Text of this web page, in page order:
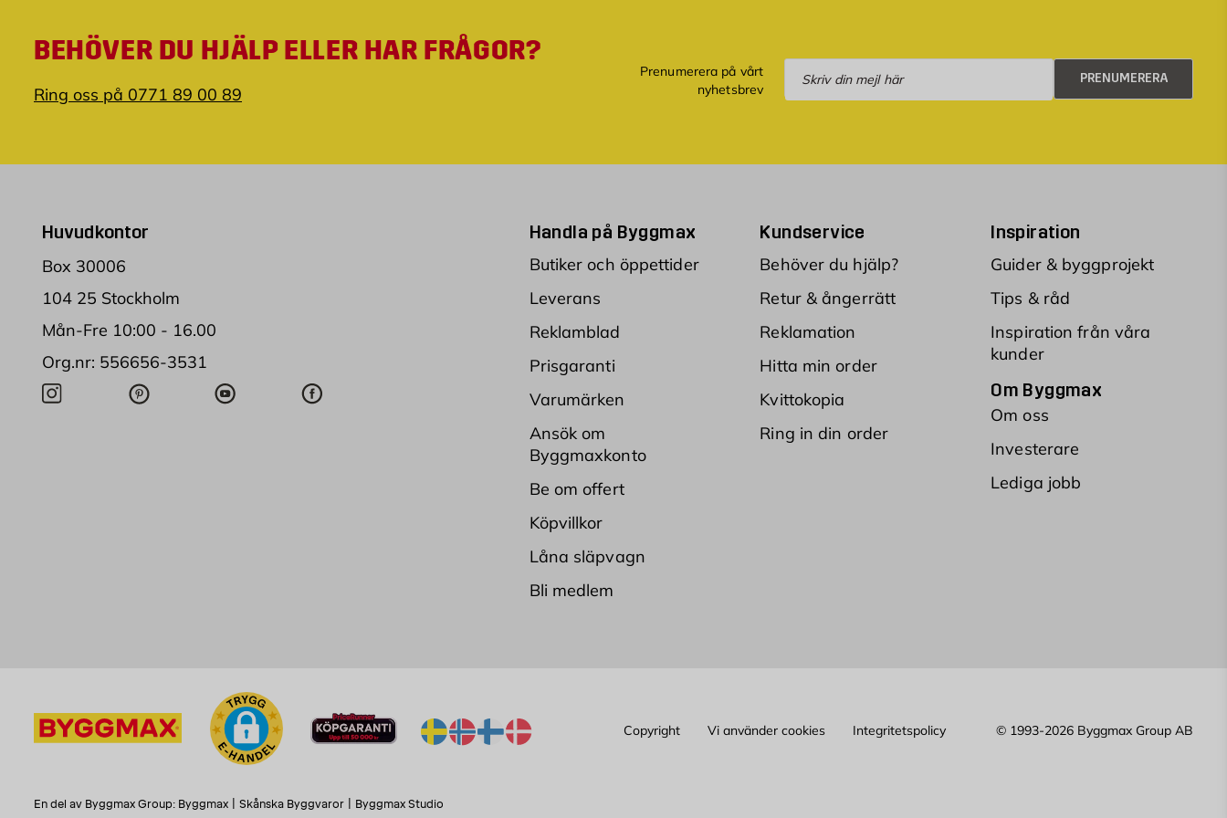
BEHÖVER DU HJÄLP ELLER HAR FRÅGOR?
Ring oss på 0771 89 00 89
Prenumerera på vårt
nyhetsbrev
Prenumerera
PRENUMERERA
Huvudkontor
Box 30006
104 25 Stockholm
Mån-Fre 10:00 - 16.00
Org.nr: 556656-3531
Handla på Byggmax
Butiker och öppettider
Leverans
Reklamblad
Prisgaranti
Varumärken
Ansök om
Byggmaxkonto
Be om offert
Köpvillkor
Låna släpvagn
Bli medlem
Kundservice
Behöver du hjälp?
Retur & ångerrätt
Reklamation
Hitta min order
Kvittokopia
Ring in din order
Inspiration
Guider & byggprojekt
Tips & råd
Inspiration från våra
kunder
Om Byggmax
Om oss
Investerare
Lediga jobb
Copyright Vi använder cookies Integritetspolicy © 1993-2026 Byggmax Group AB
En del av Byggmax Group: Byggmax Skånska Byggvaror Byggmax Studio